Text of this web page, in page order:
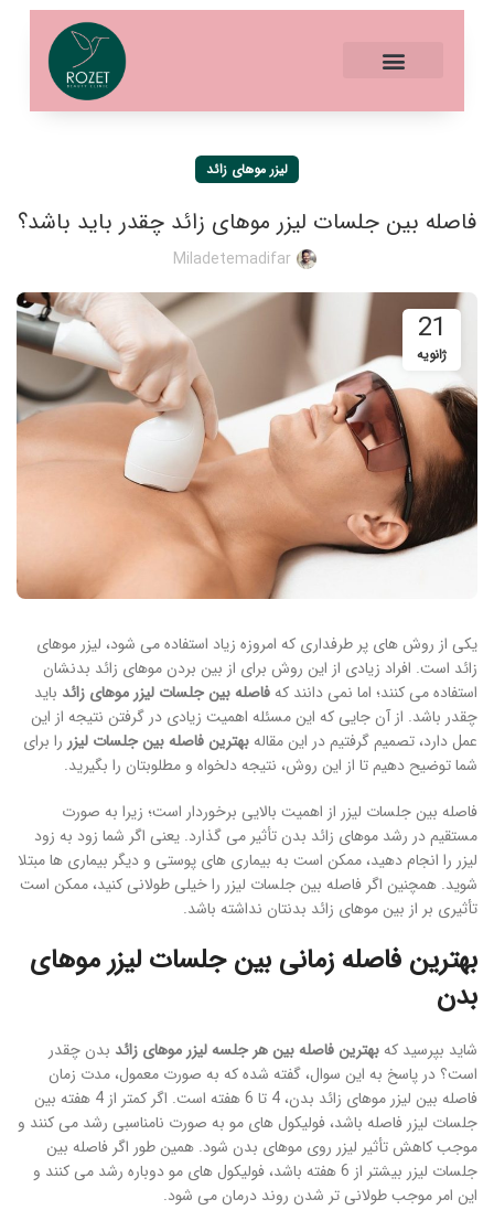
لیزر موهای زائد
فاصله بین جلسات لیزر موهای زائد چقدر باید باشد؟
Miladetemadifar
21
ژانویه
یکی از روش های پر طرفداری که امروزه زیاد استفاده می شود، لیزر موهای
زائد است. افراد زیادی از این روش برای از بین بردن موهای زائد بدنشان
استفاده می کنند؛ اما نمی دانند کهفاصله بین جلسات لیزر موهای زائد باید
چقدر باشد. از آن جایی که این مسئله اهمیت زیادی در گرفتن نتیجه از این
عمل دارد، تصمیم گرفتیم در این مقالهبهترین فاصله بین جلسات لیزر را برای
شما توضیح دهیم تا از این روش، نتیجه دلخواه و مطلوبتان را بگیرید.
فاصله بین جلسات لیزر از اهمیت بالایی برخوردار است؛ زیرا به صورت
مستقیم در رشد موهای زائد بدن تأثیر می گذارد. یعنی اگر شما زود به زود
لیزر را انجام دهید، ممکن است به بیماری های پوستی و دیگر بیماری ها مبتلا
شوید. همچنین اگر فاصله بین جلسات لیزر را خیلی طولانی کنید، ممکن است
تأثیری بر از بین موهای زائد بدنتان نداشته باشد.
بهترین فاصله زمانی بین جلسات لیزر موهای
بدن
شاید بپرسید کهبهترین فاصله بین هر جلسه لیزر موهای زائد بدن چقدر
است؟ در پاسخ به این سوال، گفته شده که به صورت معمول، مدت زمان
فاصله بین لیزر موهای زائد بدن، 4 تا 6 هفته است. اگر کمتر از 4 هفته بین
جلسات لیزر فاصله باشد، فولیکول های مو به صورت نامناسبی رشد می کنند و
موجب کاهش تأثیر لیزر روی موهای بدن شود. همین طور اگر فاصله بین
جلسات لیزر بیشتر از 6 هفته باشد، فولیکول های مو دوباره رشد می کنند و
این امر موجب طولانی تر شدن روند درمان می شود.